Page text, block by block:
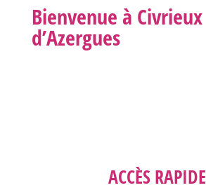
Bienvenue à Civrieux
d’Azergues
ACCÈS RAPIDE